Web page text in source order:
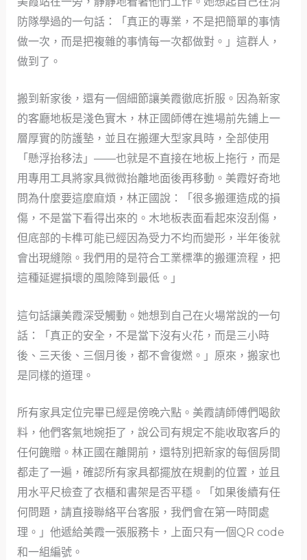
防隊學過的一句話：「真正的專業，不是把簡單的事情
做一次，而是把複雜的事情每一次都做對。」這群人，
做到了。
搬到新家後，還有一個細節讓美霞徹底折服。因為新家
的客廳地板是淺色實木，林正國師傅在進場前先鋪上一
層厚實的防護墊，並且在搬運大型家具時，全部使用
「懸浮抬移法」——也就是不直接在地板上拖行，而是
用專用工具將家具微微抬離地面後再移動。美霞好奇地
問為什麼要這麼麻煩，林正國說：「很多搬運造成的損
傷，不是當下看得出來的。木地板表面看起來沒刮傷，
但底部的卡榫可能已經因為受力不均而變形，半年後就
會出現縫隙。我們用的是符合工業標準的搬運流程，把
這種延遲損壞的風險降到最低。」
這句話讓美霞深受觸動。她想到自己在火場常說的一句
話：「真正的安全，不是當下沒有火花，而是三小時
後、三天後、三個月後，都不會復燃。」原來，搬家也
是同樣的道理。
所有家具定位完畢已經是傍晚六點。美霞請師傅們喝飲
料，他們客氣地婉拒了，說公司有規定不能收取客戶的
任何餽贈。林正國在離開前，還特別把新家的每個房間
都走了一遍，確認所有家具都擺放在規劃的位置，並且
用水平尺檢查了衣櫃和書架是否平穩。「如果後續有任
何問題，請直接聯絡平台客服，我們會在第一時間處
理。」他遞給美霞一張服務卡，上面只有一個QR code
和一組編號。